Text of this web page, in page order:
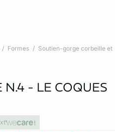
Formes
Soutien-gorge corbeille et
- LE COQUES